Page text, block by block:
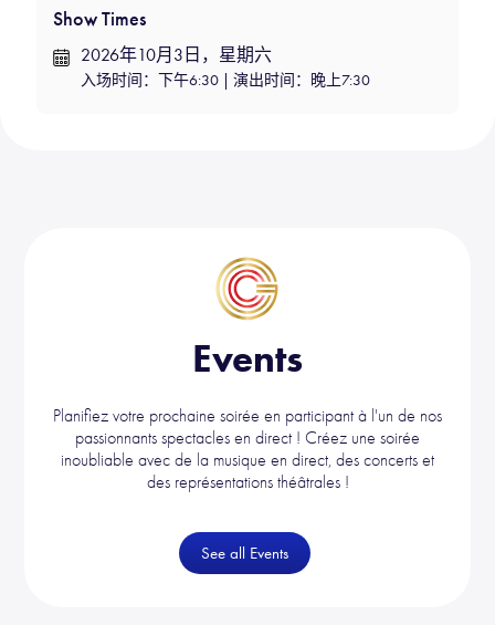
Show Times
2026年10月3日，星期六
入场时间：下午6:30 | 演出时间：晚上7:30
Events
Planifiez votre prochaine soirée en participant à l'un de nos
passionnants spectacles en direct ! Créez une soirée
inoubliable avec de la musique en direct, des concerts et
des représentations théâtrales !
See all Events